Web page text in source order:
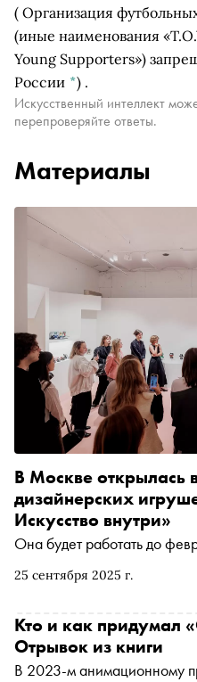
( Организация
(иные наименования
Young Supporters»)
России *) .
Искусственный интеллект
перепроверяйте ответы.
Материалы
25 сентября 2025 г.
В Москве открылась
дизайнерских
Искусство внутри»
Она будет работать до
Кто и как придумал
Отрывок из книги
В 2023-м анимационному